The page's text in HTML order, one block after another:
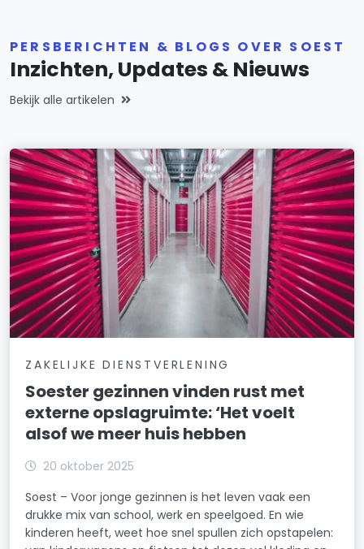
PERSBERICHTEN & BLOGS OVER SOEST
Inzichten, Updates & Nieuws
Bekijk alle artikelen
ZAKELIJKE DIENSTVERLENING
Soester gezinnen vinden rust met
externe opslagruimte: ‘Het voelt
alsof we meer huis hebben
20 oktober 2025
Soest – Voor jonge gezinnen is het leven vaak een
drukke mix van school, werk en speelgoed. En wie
kinderen heeft, weet hoe snel spullen zich opstapelen: